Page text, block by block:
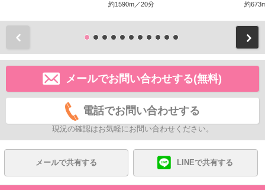
約1590m／20分 約
メールでお問い合わせする(無料)
電話でお問い合わせする
現況の確認はお気軽にお問い合わせください。
メールで共有する LINEで共有する